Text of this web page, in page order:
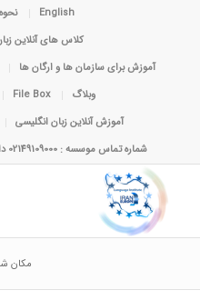
English
کلاس های آنلاین
آموزش برای سازمان ها و ارگان ها
وبلاگ
File Box
آموزش آنلاین زبان انگلیسی
شماره تماس موسسه : 02149109000 دانشجویان بین الملل : 5965-822-201 1+
مکان